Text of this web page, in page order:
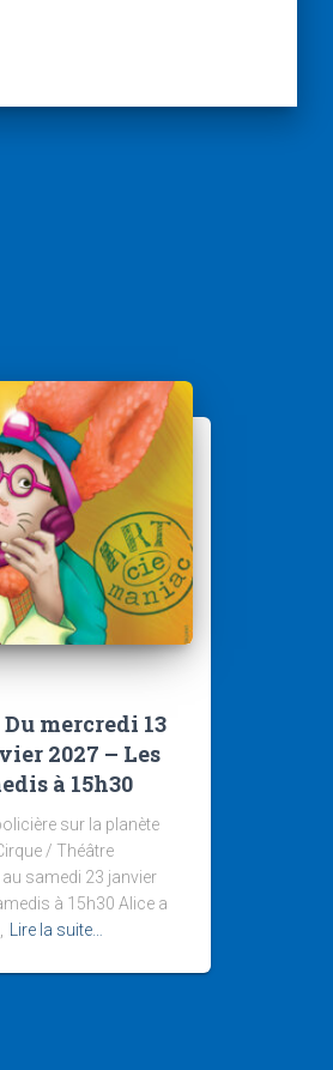
mercredi 13
2027 – Les
à 15h30
sur la planète
/ Théâtre
samedi 23 janvier
à 15h30 Alice a
Lire la suite…